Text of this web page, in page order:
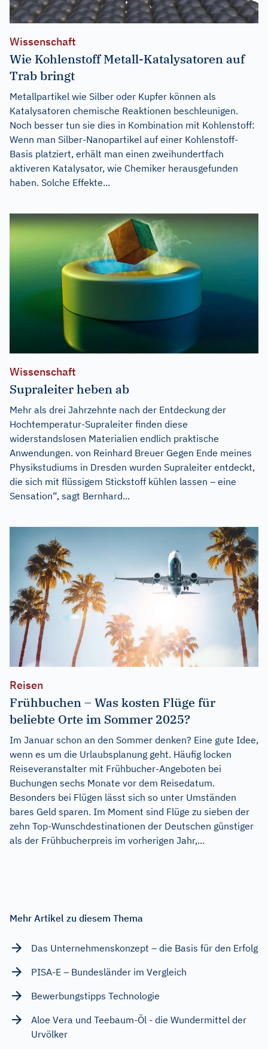
Wissenschaft
Wie Kohlenstoff Metall-Katalysatoren auf
Trab bringt
Metallpartikel wie Silber oder Kupfer können als
Katalysatoren chemische Reaktionen beschleunigen.
Noch besser tun sie dies in Kombination mit Kohlenstoff:
Wenn man Silber-Nanopartikel auf einer Kohlenstoff-
Basis platziert, erhält man einen zweihundertfach
aktiveren Katalysator, wie Chemiker herausgefunden
haben. Solche Effekte...
Wissenschaft
Supraleiter heben ab
Mehr als drei Jahrzehnte nach der Entdeckung der
Hochtemperatur-Supraleiter finden diese
widerstandslosen Materialien endlich praktische
Anwendungen. von Reinhard Breuer Gegen Ende meines
Physikstudiums in Dresden wurden Supraleiter entdeckt,
die sich mit flüssigem Stickstoff kühlen lassen – eine
Sensation“, sagt Bernhard...
Reisen
Frühbuchen – Was kosten Flüge für
beliebte Orte im Sommer 2025?
Im Januar schon an den Sommer denken? Eine gute Idee,
wenn es um die Urlaubsplanung geht. Häufig locken
Reiseveranstalter mit Frühbucher-Angeboten bei
Buchungen sechs Monate vor dem Reisedatum.
Besonders bei Flügen lässt sich so unter Umständen
bares Geld sparen. Im Moment sind Flüge zu sieben der
zehn Top-Wunschdestinationen der Deutschen günstiger
als der Frühbucherpreis im vorherigen Jahr,...
Mehr Artikel zu diesem Thema
Das Unternehmenskonzept – die Basis für den Erfolg
PISA-E – Bundesländer im Vergleich
Bewerbungstipps Technologie
Aloe Vera und Teebaum-Öl - die Wundermittel der
Urvölker